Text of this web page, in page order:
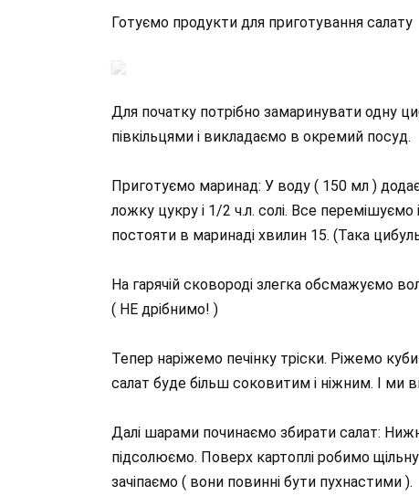
Готуємо продукти для приготування салату
Для початку потрібно замаринувати одну
півкільцями і викладаємо в окремий посуд.
Приготуємо маринад: У воду ( 150 мл )
ложку цукру і 1/2 ч.л. солі. Все
постояти в маринаді хвилин 15. (Така
На гарячій сковороді злегка обсмажуємо
( НЕ дрібнимо! )
Тепер наріжемо печінку тріски. Ріжемо
салат буде більш соковитим і ніжним. І
Далі шарами починаємо збирати салат:
підсолюємо. Поверх картоплі робимо
зачіпаємо ( вони повинні бути пухнастими ).